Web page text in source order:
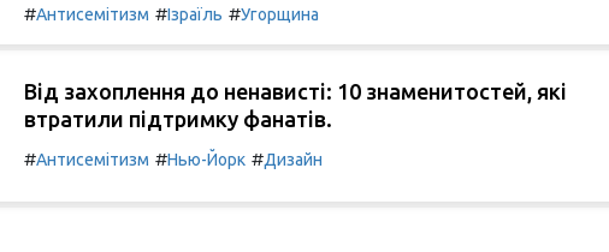
#Антисемітизм #Ізраїль #Угорщина
Від захоплення до ненависті: 10 знаменитостей, які
втратили підтримку фанатів.
#Антисемітизм #Нью-Йорк #Дизайн